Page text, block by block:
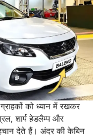
को ध्यान में रखकर
शार्प हेडलैम्प और
देते हैं। अंदर की केबिन